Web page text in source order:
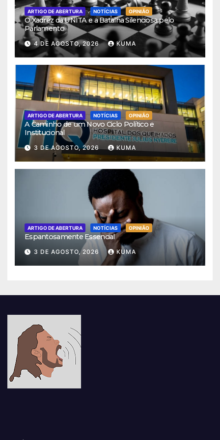
ARTIGO DE ABERTURA NOTÍCIAS OPINIÃO
O Xadrez da UNITA e a Batalha Silenciosa pelo
Parlamento
4 DE AGOSTO, 2026 KUMA
ARTIGO DE ABERTURA NOTÍCIAS OPINIÃO
A Caminho de um Novo Ciclo Político e
Institucional
3 DE AGOSTO, 2026 KUMA
ARTIGO DE ABERTURA NOTÍCIAS OPINIÃO
Espantosamente Essencial
3 DE AGOSTO, 2026 KUMA